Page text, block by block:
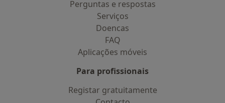
Perguntas e respostas
Serviços
Doencas
FAQ
Aplicações móveis
Para profissionais
Registar gratuitamente